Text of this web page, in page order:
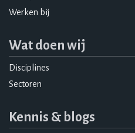
Werken bij
Wat doen wij
Disciplines
Sectoren
Kennis & blogs